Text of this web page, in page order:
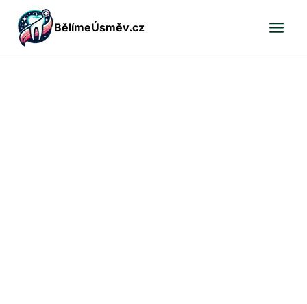
Přeskočit
obsah
BělímeÚsměv.cz